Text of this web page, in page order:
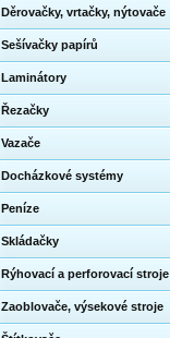
Děrovačky, vrtačky, nýtovače
Sešívačky papírů
Laminátory
Řezačky
Vazače
Docházkové systémy
Peníze
Skládačky
Rýhovací a perforovací stroje
Zaoblovače, výsekové stroje